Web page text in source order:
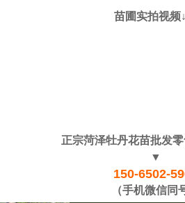
苗圃实拍视频
正宗菏泽牡丹花苗批发
▼
150-6502-
（手机微信同